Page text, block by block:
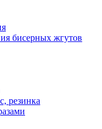
бисерных жгутов
резинка